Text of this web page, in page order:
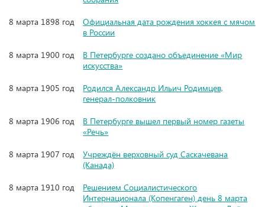
8 марта 1898 год
Официальная дата рождения хоккея с мячом
в России
8 марта 1900 год
В Петербурге создано объединение «Мир
искусства»
8 марта 1905 год
Родился Александр Ильич Родимцев,
генерал-полковник
8 марта 1906 год
В Петербурге вышел первый номер газеты
«Речь»
8 марта 1907 год
Учреждён верховный суд Саскачевана
(Канада)
8 марта 1910 год
Решением Социалистического
Интернационала (Копенгаген) день 8 марта